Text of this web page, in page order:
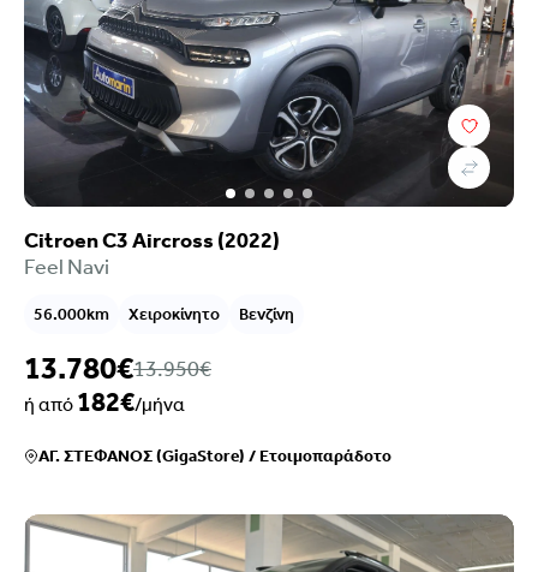
Citroen C3 Aircross (2022)
Feel Navi
56.000km Χειροκίνητο Βενζίνη
13.780€13.950€
ή από 182€/μήνα
ΑΓ. ΣΤΕΦΑΝΟΣ (GigaStore) /Ετοιμοπαράδοτο